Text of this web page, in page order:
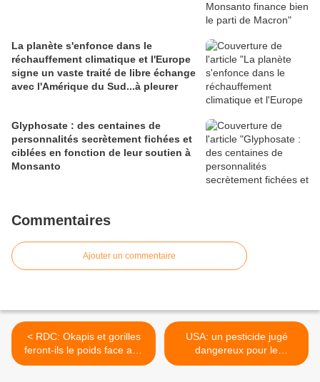
La planète s'enfonce dans le
réchauffement climatique et l'Europe
signe un vaste traité de libre échange
avec l'Amérique du Sud...à pleurer
Glyphosate : des centaines de
personnalités secrètement fichées et
ciblées en fonction de leur soutien à
Monsanto
Commentaires
Ajouter un commentaire
< RDC: Okapis et gorilles
feront-ils le poids face aux
pétroliers?
USA: un pesticide jugé
dangereux pour le
développement cérébral